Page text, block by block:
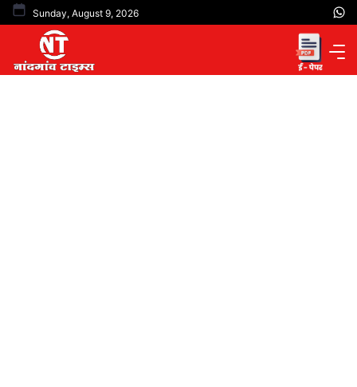
Skip
content
Sunday, August 9, 2026